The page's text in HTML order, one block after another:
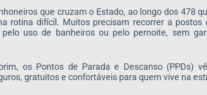
que cruzam o Estado, ao longo dos 478
rotina difícil. Muitos precisam recorrer a
pelo uso de banheiros ou pelo pernoite, sem
os Pontos de Parada e Descanso (PPDs)
gratuitos e confortáveis para quem vive na